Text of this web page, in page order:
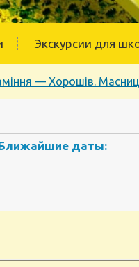
Экскурсии для
— Хорошів.
даты: